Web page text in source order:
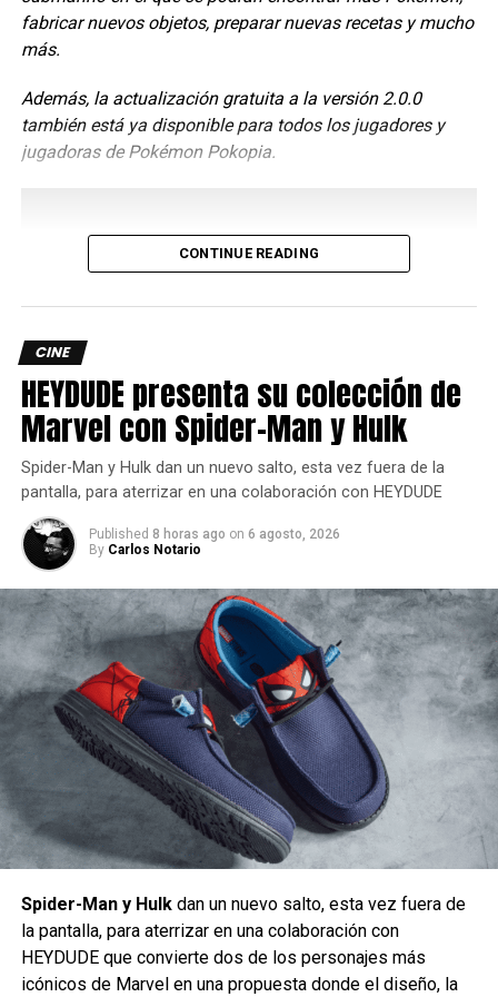
es un RPG dinámico el cual podremos jugar hasta con
otros dos amigos, lo mejor de todo es que ofrece un
sistema d e juego profundo en el que la estrategia de en
nivel, sino que también tendremos que este al tanto de
nuestras armas, combos y hasta los distintos jobs que les
fabricar nuevos objetos, preparar nuevas recetas y mucho
más.
Además, la actualización gratuita a la versión 2.0.0
también está ya disponible para todos los jugadores y
jugadoras de Pokémon Pokopia.
CONTINUE READING
CINE
HEYDUDE presenta su colección de
Marvel con Spider-Man y Hulk
Spider-Man y Hulk dan un nuevo salto, esta vez fuera de la
pantalla, para aterrizar en una colaboración con HEYDUDE
Published 8 horas ago on 6 agosto, 2026
By Carlos Notario
Spider-Man y Hulkdan un nuevo salto, esta vez fuera de
la pantalla, para aterrizar en una colaboración con
HEYDUDE que convierte dos de los personajes más
icónicos de Marvel en una propuesta donde el diseño, la